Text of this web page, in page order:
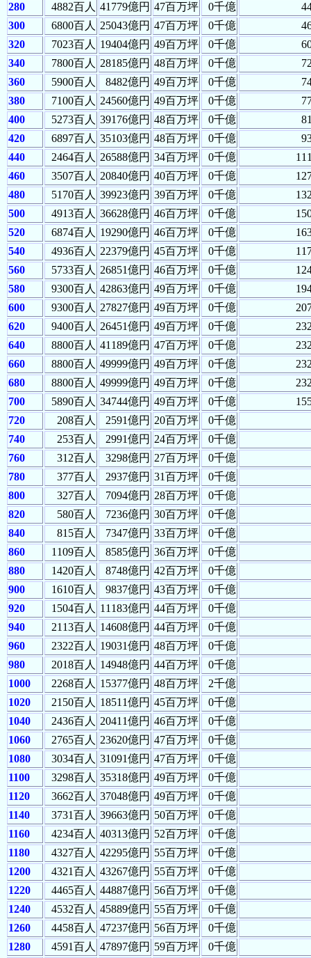
280
4882百人 41779億円 47百万坪 0千億
300
6800百人 25043億円 47百万坪 0千億
320
7023百人 19404億円 49百万坪 0千億
340
7800百人 28185億円 48百万坪 0千億
360
5900百人 8482億円 49百万坪 0千億
380
7100百人 24560億円 49百万坪 0千億
400
5273百人 39176億円 48百万坪 0千億
420
6897百人 35103億円 48百万坪 0千億
440
2464百人 26588億円 34百万坪 0千億
460
3507百人 20840億円 40百万坪 0千億
480
5170百人 39923億円 39百万坪 0千億
500
4913百人 36628億円 46百万坪 0千億
520
6874百人 19290億円 46百万坪 0千億
540
4936百人 22379億円 45百万坪 0千億
560
5733百人 26851億円 46百万坪 0千億
580
9300百人 42863億円 49百万坪 0千億
600
9300百人 27827億円 49百万坪 0千億
620
9400百人 26451億円 49百万坪 0千億
640
8800百人 41189億円 47百万坪 0千億
660
8800百人 49999億円 49百万坪 0千億
680
8800百人 49999億円 49百万坪 0千億
700
5890百人 34744億円 49百万坪 0千億
720
208百人 2591億円 20百万坪
0千億
740
253百人 2991億円 24百万坪
0千億
760
312百人 3298億円 27百万坪
0千億
780
377百人 2937億円 31百万坪
0千億
800
327百人 7094億円 28百万坪
0千億
820
580百人 7236億円 30百万坪
0千億
840
815百人 7347億円 33百万坪
0千億
860
1109百人 8585億円 36百万坪
0千億
880
1420百人 8748億円 42百万坪
0千億
900
1610百人 9837億円 43百万坪
0千億
920
1504百人 11183億円 44百万坪
0千億
940
2113百人 14608億円 44百万坪
0千億
960
2322百人 19031億円 48百万坪
0千億
980
2018百人 14948億円 44百万坪
0千億
1000
2268百人 15377億円 48百万坪
2千億
1020
2150百人 18511億円 45百万坪
0千億
1040
2436百人 20411億円 46百万坪
0千億
1060
2765百人 23620億円 47百万坪
0千億
1080
3034百人 31091億円 47百万坪
0千億
1100
3298百人 35318億円 49百万坪
0千億
1120
3662百人 37048億円 49百万坪
0千億
1140
3731百人 39663億円 50百万坪
0千億
1160
4234百人 40313億円 52百万坪
0千億
1180
4327百人 42295億円 55百万坪
0千億
1200
4321百人 43267億円 55百万坪
0千億
1220
4465百人 44887億円 56百万坪
0千億
1240
4532百人 45889億円 55百万坪
0千億
1260
4458百人 47237億円 56百万坪
0千億
1280
4591百人 47897億円 59百万坪
0千億